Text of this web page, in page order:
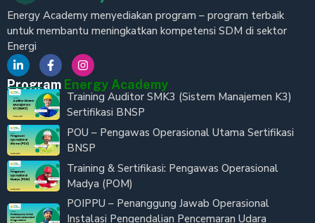
Energy Academy menyediakan program – program terbaik
untuk membantu meningkatkan kompetensi SDM di sektor
Energi
Program Energy Academy
Training Auditor SMK3 (Sistem Manajemen K3)
Sertifikasi BNSP
POU – Pengawas Operasional Utama Sertifikasi
BNSP
Training & Sertifikasi: Pengawas Operasional
Madya (POM)
POIPPU – Penanggung Jawab Operasional
Instalasi Pengendalian Pencemaran Udara